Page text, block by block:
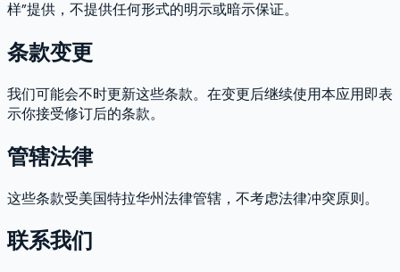
样”提供，不提供任何形式的明示或暗示保证。
条款变更
我们可能会不时更新这些条款。在变更后继续使用本应用即表
示你接受修订后的条款。
管辖法律
这些条款受美国特拉华州法律管辖，不考虑法律冲突原则。
联系我们